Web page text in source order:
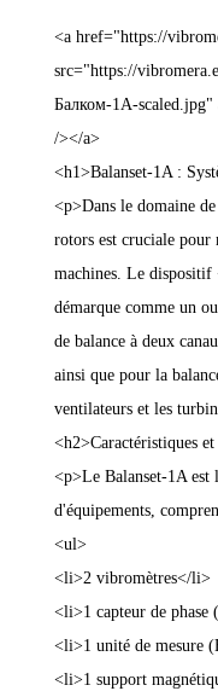
<a href="https://
src="https://
Балком-1А-scaled.jpg"
/></a>
<h1>Balanset-1A :
<p>Dans le domaine
rotors est cruciale
machines. Le dispositif
démarque comme un
de balance à deux
ainsi que pour la
ventilateurs et les
<h2>Caractéristiques
<p>Le Balanset-1A est
d'équipements,
<ul>
<li>2 vibromètres</li>
<li>1 capteur de phase
<li>1 unité de mesure
<li>1 support